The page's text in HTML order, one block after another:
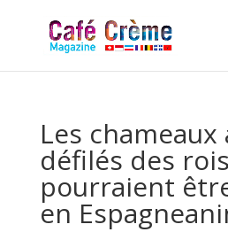
Les chameaux
défilés des
pourraient
en